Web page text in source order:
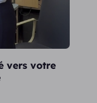
vers votre